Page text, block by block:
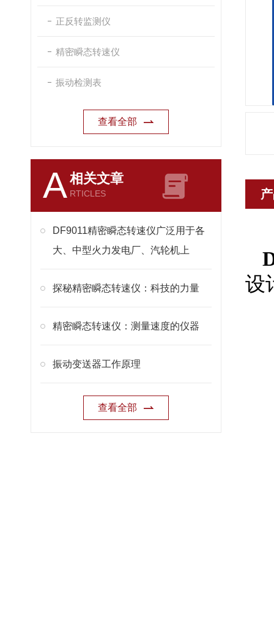
正反转监测仪
精密瞬态转速仪
振动检测表
查看全部
A相关文章
RTICLES
DF9011精密瞬态转速仪广泛用于各
大、中型火力发电厂、汽轮机上
探秘精密瞬态转速仪：科技的力量
精密瞬态转速仪：测量速度的仪器
振动变送器工作原理
查看全部
设